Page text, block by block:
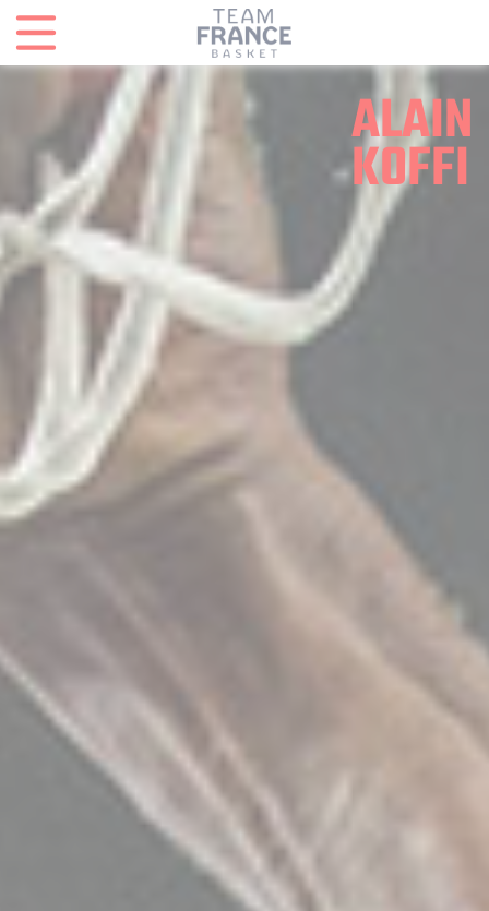
ALAIN
KOFFI
Panneau de gestion des cookies